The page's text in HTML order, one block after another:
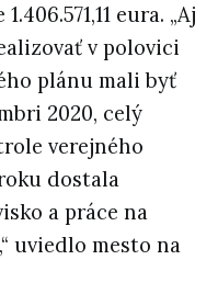
eura. „Aj
v polovici
plánu mali byť
2020, celý
verejného
dostala
a práce na
uviedlo mesto na